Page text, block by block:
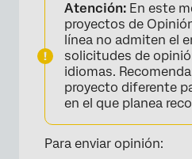
Atención: En este
proyectos de
línea no admiten el
solicitudes de
idiomas.
proyecto diferente
en el que planea
Para enviar opinión: